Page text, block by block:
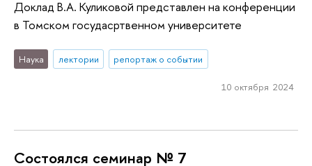
Доклад В.А. Куликовой представлен на конференции
в Томском госудасртвенном университете
Наука лектории репортаж о событии
10 октября 2024
Состоялся семинар № 7